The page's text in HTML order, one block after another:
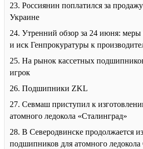
23. Россиянин поплатился за
Украине
24. Утренний обзор за 24 июня:
и иск Генпрокуратуры к
25. На рынок кассетных
игрок
26. Подшипники ZKL
27. Севмаш приступил к
атомного ледокола «Сталинград»
28. В Северодвинске продолжается
подшипников для атомного ледокола